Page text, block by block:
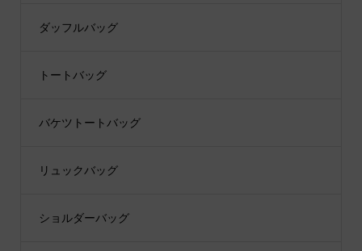
ダッフルバッグ
トートバッグ
バケツトートバッグ
リュックバッグ
ショルダーバッグ